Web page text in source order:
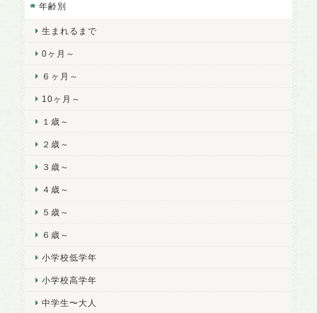
年齢別
生まれるまで
0ヶ月～
６ヶ月～
10ヶ月～
１歳～
２歳～
３歳～
４歳～
５歳～
６歳～
小学校低学年
小学校高学年
中学生〜大人